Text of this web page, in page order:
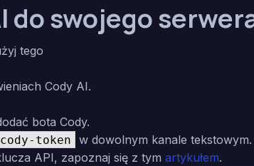
do swojego
tego
Cody AI.
bota Cody.
token
w dowolnym kanale
API, zapoznaj się z tym artykułem.